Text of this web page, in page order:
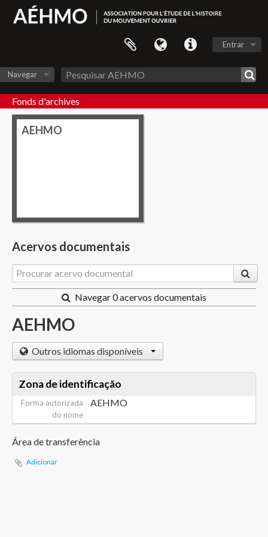
Entrar
Navegar
Fonds d'archives
AEHMO
Acervos documentais
Navegar 0 acervos documentais
AEHMO
Outros idiomas disponíveis
Zona de identificação
Forma autorizada
do nome
AEHMO
Área de transferência
Adicionar